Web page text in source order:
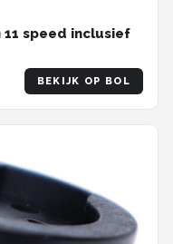
11 speed inclusief
BEKIJK OP BOL